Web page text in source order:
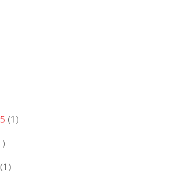
(1)
(1)